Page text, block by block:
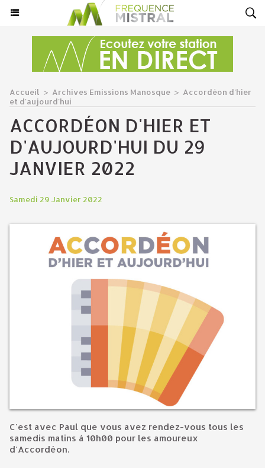
Accueil > Archives Emissions Manosque > Accordéon d'hier
et d'aujourd'hui
ACCORDÉON D'HIER ET
D'AUJOURD'HUI DU 29
JANVIER 2022
Samedi 29 Janvier 2022
C'est avec Paul que vous avez rendez-vous tous les
samedis matins à 10h00 pour les amoureux
d'Accordéon.